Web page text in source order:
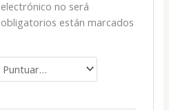
no será
están marcados